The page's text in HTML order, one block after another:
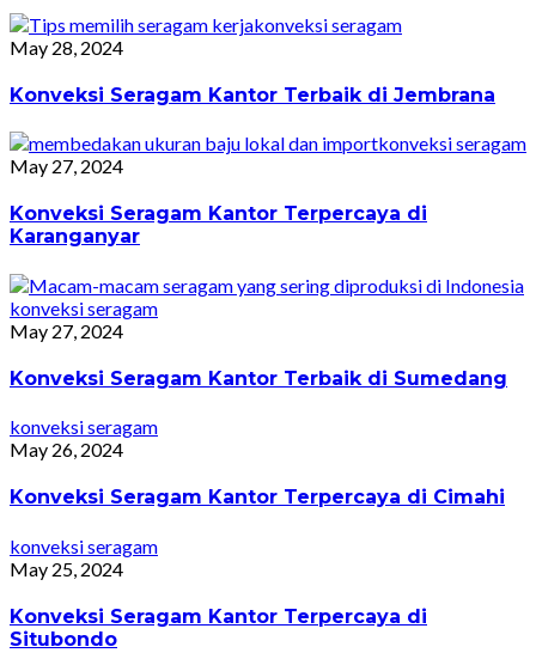
konveksi seragam
May 28, 2024
Konveksi Seragam Kantor Terbaik di Jembrana
konveksi seragam
May 27, 2024
Konveksi Seragam Kantor Terpercaya di
Karanganyar
konveksi seragam
May 27, 2024
Konveksi Seragam Kantor Terbaik di Sumedang
konveksi seragam
May 26, 2024
Konveksi Seragam Kantor Terpercaya di Cimahi
konveksi seragam
May 25, 2024
Konveksi Seragam Kantor Terpercaya di
Situbondo